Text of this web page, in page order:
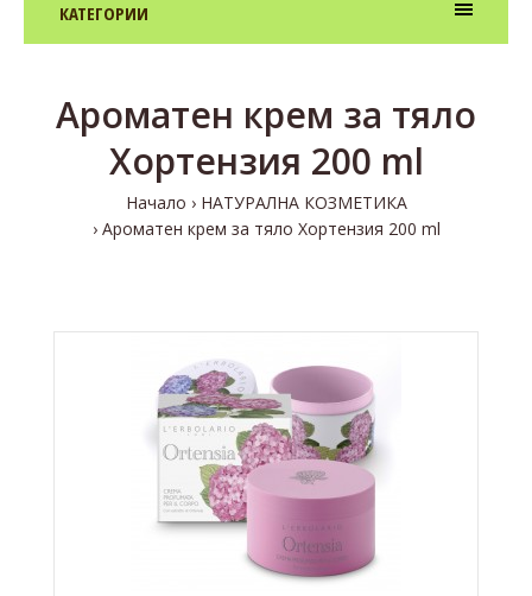
КАТЕГОРИИ
Ароматен крем за тяло
Хортензия 200 ml
Начало
НАТУРАЛНА КОЗМЕТИКА
Ароматен крем за тяло Хортензия 200 ml